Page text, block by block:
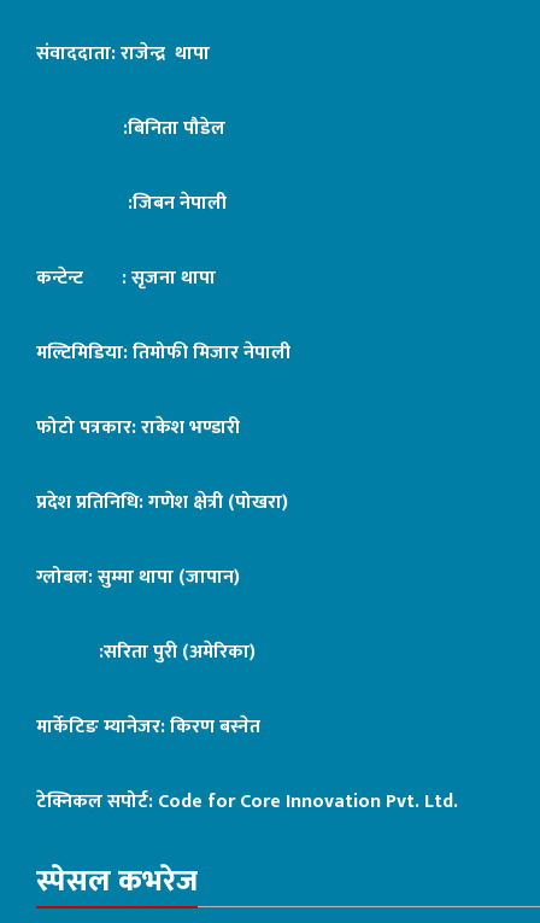
संवाददाता: राजेन्द्र थापा
:बिनिता पौडेल
:जिबन नेपाली
कन्टेन्ट : सृजना थापा
मल्टिमिडिया: तिमोफी मिजार नेपाली
फोटो पत्रकार: राकेश भण्डारी
प्रदेश प्रतिनिधि: गणेश क्षेत्री (पोखरा)
ग्लोबल: सुम्मा थापा (जापान)
:सरिता पुरी (अमेरिका)
मार्केटिङ म्यानेजर: किरण बस्नेत
टेक्निकल सपोर्ट:Code for Core Innovation Pvt. Ltd.
स्पेसल कभरेज